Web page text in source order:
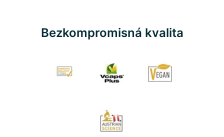
Bezkompromisná kvalita